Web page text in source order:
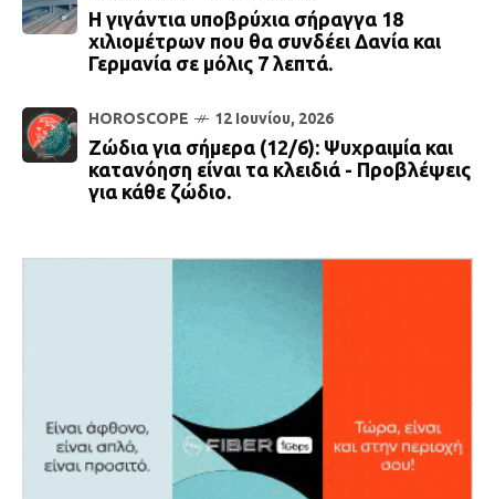
Η γιγάντια υποβρύχια σήραγγα 18
χιλιομέτρων που θα συνδέει Δανία και
Γερμανία σε μόλις 7 λεπτά.
HOROSCOPE 12 Ιουνίου, 2026
Ζώδια για σήμερα (12/6): Ψυχραιμία και
κατανόηση είναι τα κλειδιά - Προβλέψεις
για κάθε ζώδιο.